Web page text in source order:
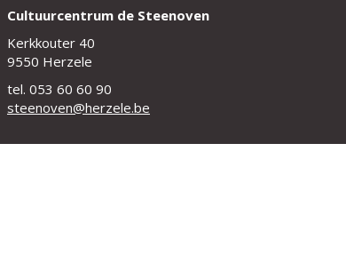
Cultuurcentrum de Steenoven
Kerkkouter 40
9550 Herzele
tel. 053 60 60 90
steenoven@herzele.be